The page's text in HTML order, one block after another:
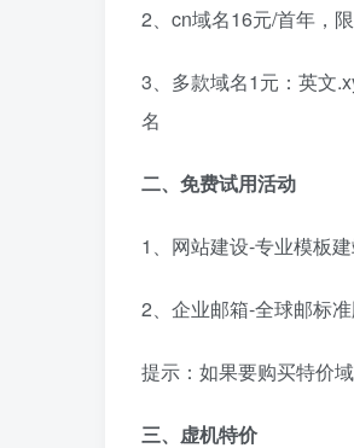
2、cn域名16元/首年，限
3、多款域名1元：英文
名
二、免费试用活动
1、网站建设-专业模板
2、企业邮箱-全球邮标
提示：如果要购买特价
三、虚机特价